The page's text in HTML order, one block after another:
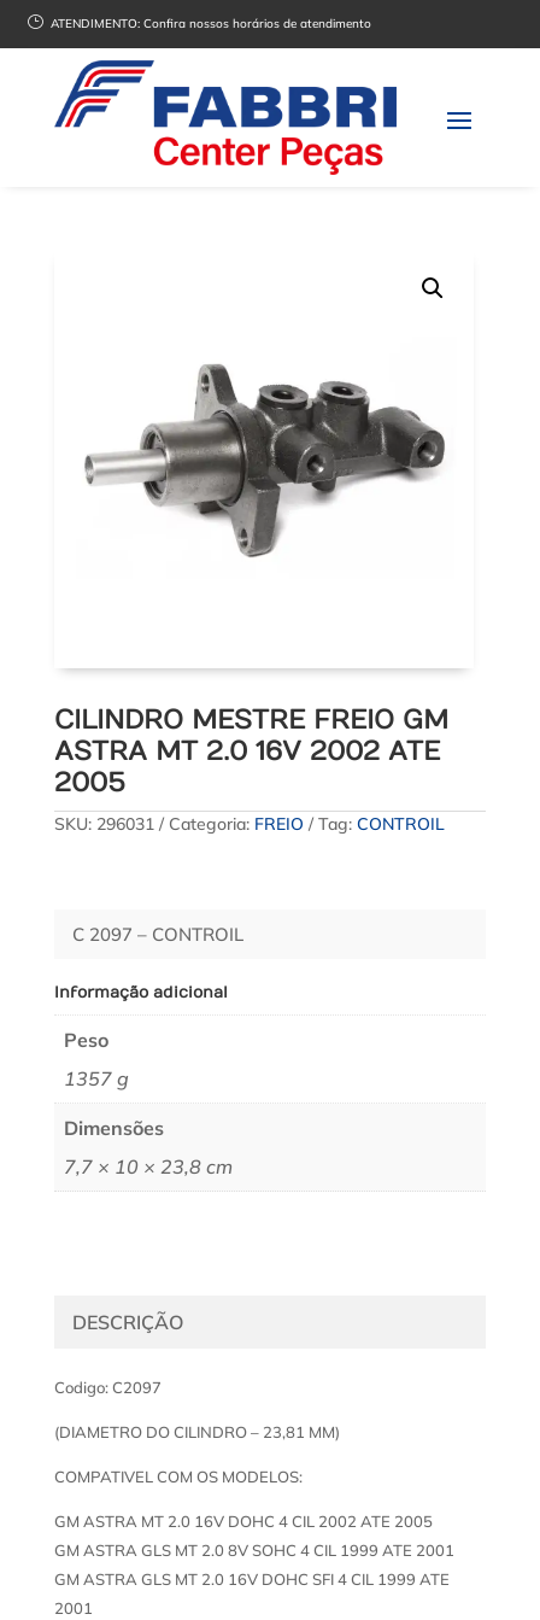
} ATENDIMENTO:Confira nossos horários de atendimento
CILINDRO MESTRE FREIO GM
ASTRA MT 2.0 16V 2002 ATE
2005
SKU: 296031 Categoria: FREIO Tag: CONTROIL
C 2097 – CONTROIL
Informação adicional
Peso
1357 g
Dimensões
7,7 × 10 × 23,8 cm
DESCRIÇÃO
Codigo: C2097
(DIAMETRO DO CILINDRO – 23,81 MM)
COMPATIVEL COM OS MODELOS:
GM ASTRA MT 2.0 16V DOHC 4 CIL 2002 ATE 2005
GM ASTRA GLS MT 2.0 8V SOHC 4 CIL 1999 ATE 2001
GM ASTRA GLS MT 2.0 16V DOHC SFI 4 CIL 1999 ATE
2001